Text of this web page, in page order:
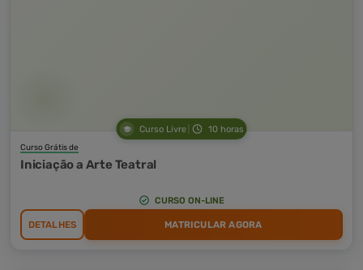
Curso Livre 10 horas
Curso Grátis de
Iniciação a Arte Teatral
CURSO ON-LINE
DETALHES MATRICULAR AGORA